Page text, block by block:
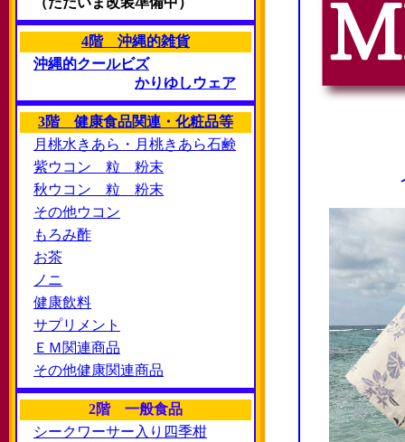
4階 沖縄的雑貨
沖縄的クールビズ
かりゆしウェア
3階 健康食品関連・化粧品等
月桃水きあら・月桃きあら石鹸
紫ウコン 粒 粉末
秋ウコン 粒 粉末
その他ウコン
もろみ酢
お茶
ノニ
健康飲料
サプリメント
ＥＭ関連商品
その他健康関連商品
2階 一般食品
シークワーサー入り四季柑